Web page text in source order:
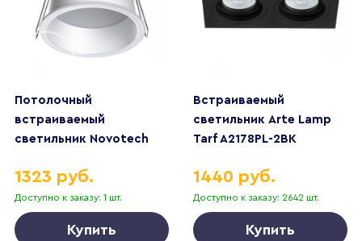
Потолочный
встраиваемый
светильник Novotech
Доступно к заказу: 1 шт.
1323 руб.
Купить
Встраиваемый
светильник Arte Lamp
Tarf A2178PL-2BK
Доступно к заказу: 2642 шт.
1440 руб.
Купить